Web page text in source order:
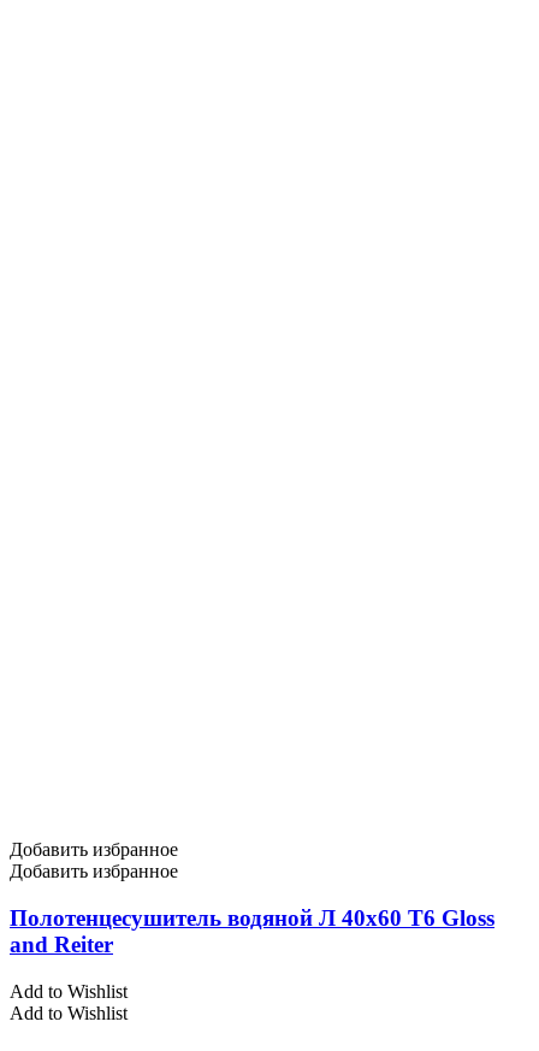
Добавить избранное
Добавить избранное
Полотенцесушитель водяной Л 40х60 Т6 Gloss
and Reiter
Add to Wishlist
Add to Wishlist